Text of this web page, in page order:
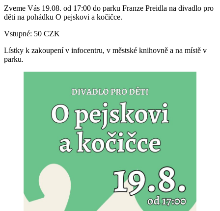
Zveme Vás 19.08. od 17:00 do parku Franze Preidla na divadlo pro
děti na pohádku O pejskovi a kočičce.
Vstupné: 50 CZK
Lístky k zakoupení v infocentru, v městské knihovně a na místě v
parku.